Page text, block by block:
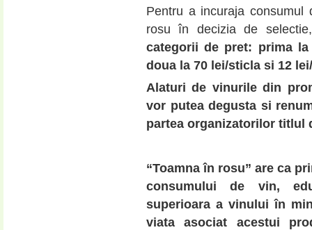
Pentru a incuraja
rosu în decizia de
categorii de pret: prima
doua la 70 lei/sticla si 12
Alaturi de vinurile din
vor putea degusta si
partea organizatorilor titlul
“Toamna în rosu” are ca
consumului de vin,
superioara a vinului în
viata asociat acestui